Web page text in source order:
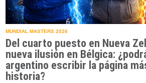
MUNDIAL MASTERS 2026
Del cuarto puesto en Nueva
nueva ilusión en Bélgica:
argentino escribir la página
historia?